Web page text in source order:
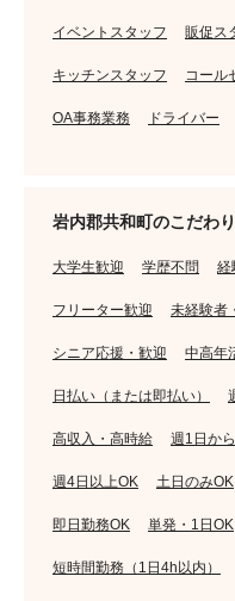
イベントスタッフ 販促ス
キッチンスタッフ コール
OA事務業務 ドライバー
岩内郡共和町のこだわ
大学生歓迎 学歴不問 経
フリーター歓迎 未経験者
シニア応援・歓迎 中高年
日払い（または即払い）
高収入・高時給 週1日か
週4日以上OK 土日のみOK
即日勤務OK 単発・1日OK
短時間勤務（1日4h以内）